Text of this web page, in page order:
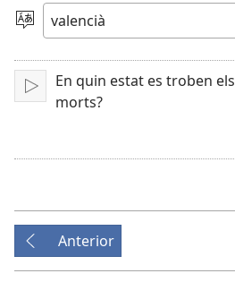
el
vídeo
Canviar
d'idioma
Reproduir
En quin estat es troben els
morts?
Anterior